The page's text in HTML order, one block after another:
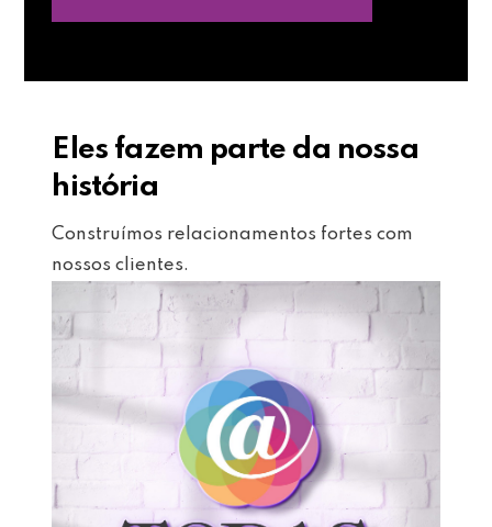
Eles fazem parte da nossa
história
Construímos relacionamentos fortes com
nossos clientes.